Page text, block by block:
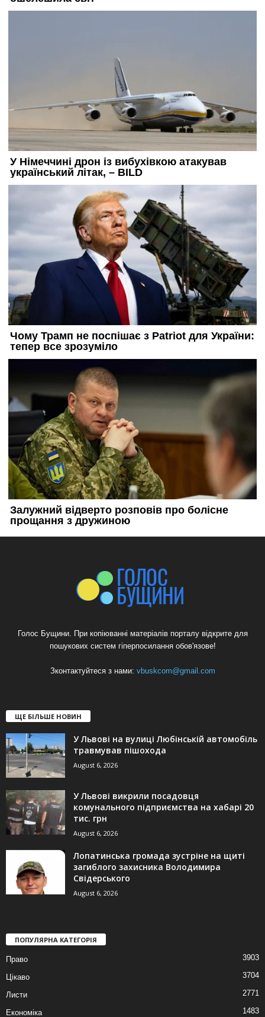
Голос Бущини. При копіюванні матеріалів порталу відкрите для
пошукових систем гіперпосилання обов'язове!
Зконтактуйтеся з нами: vbuskcom@gmail.com
ЩЕ БІЛЬШЕ НОВИН
У Львові на вулиці Любінській автомобіль
травмував пішохода
August 6, 2026
У Львові викрили посадовця
комунального підприємства на хабарі 20
тис. грн
August 6, 2026
Лопатинська громада зустріне на щиті
загиблого захисника Володимира
Свідерського
August 6, 2026
ПОПУЛЯРНА КАТЕГОРІЯ
Право 3903
Цікаво 3704
Листи 2771
Економіка 1483